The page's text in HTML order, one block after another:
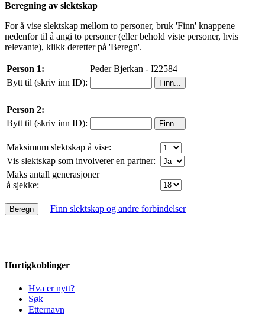
Beregning av slektskap
For å vise slektskap mellom to personer, bruk 'Finn' knappene
nedenfor til å angi to personer (eller behold viste personer, hvis
relevante), klikk deretter på 'Beregn'.
Person 1:
Peder Bjerkan - I22584
Bytt til (skriv inn ID):
Person 2:
Bytt til (skriv inn ID):
Maksimum slektskap å vise:
Vis slektskap som involverer en partner:
Maks antall generasjoner
å sjekke:
Finn slektskap og andre forbindelser
Hurtigkoblinger
Hva er nytt?
Søk
Etternavn